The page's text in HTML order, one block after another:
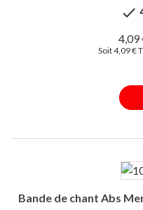

4,09
Soit 4,09 €
Bande de chant Abs